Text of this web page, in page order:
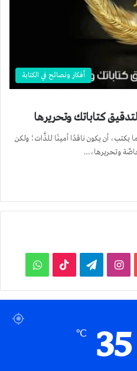
أفكار ونصائح في الكتابة
يكتب، أن يكون ناقدًا أمينًا للذَّات؛ ولكن
وتحريرها،…
انستقرامتيلقرام ‫TikTokواتساب
35
℃